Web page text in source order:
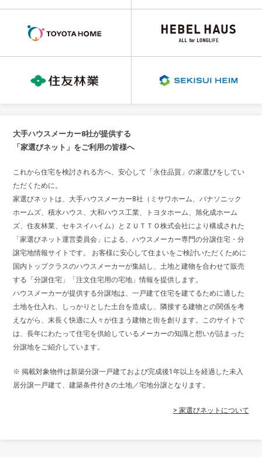
大手ハウスメーカー8社が提供する
「家選びネット」をご利用の皆様へ
これから住宅を検討される方へ、安心して「永住品質」の家選びをしてい
ただくために。
家選びネットは、大手ハウスメーカー8社（ミサワホーム、パナソニック
ホームズ、積水ハウス、大和ハウス工業、トヨタホーム、旭化成ホーム
ズ、住友林業、セキスイハイム）とＺＵＴＴＯ株式会社により構成された
「家選びネット運営委員会」による、ハウスメーカー専門の分譲住宅・分
譲宅地情報サイトです。 お客様に安心して住まいをご検討いただくために
国内トップクラスのハウスメーカーが集結し、土地と建物を合わせて販売
する「分譲住宅」「注文住宅用の宅地」情報を提供します。
ハウスメーカーが提供する分譲地は、一戸建て住宅を建てるために適した
土地を仕入れ、しっかりとした土台を造成し、隣接する建物との関係を考
えながら、末長く快適に人々が住まう建物と街を創ります。このサイトで
は、長年にわたって住宅を供給しているメーカーの知識と想いが詰まった
分譲地をご紹介しています。
※ 掲載対象物件は新築分譲一戸建ておよび完成後1年以上を経過した未入
居分譲一戸建て、建築条件付きの土地／宅地分譲となります。
> 家選びネットについて